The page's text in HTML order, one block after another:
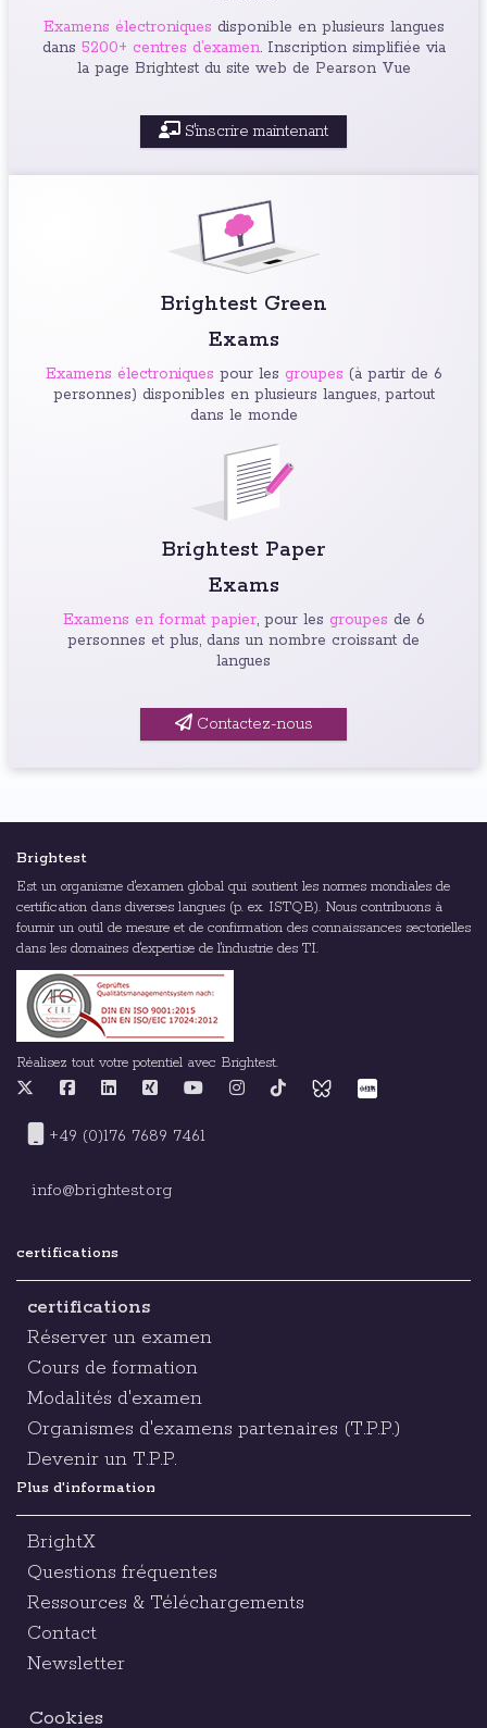
Examens électroniques disponible en plusieurs langues
dans 5200+ centres d’examen. Inscription simplifiée via
la page Brightest du site web de Pearson Vue
S'inscrire maintenant
Brightest Green
Exams
Examens électroniques pour les groupes (à partir de 6
personnes) disponibles en plusieurs langues, partout
dans le monde
Brightest Paper
Exams
Examens en format papier, pour les groupes de 6
personnes et plus, dans un nombre croissant de
langues
Contactez-nous
Brightest
Est un organisme d'examen global qui soutient les normes mondiales de
certification dans diverses langues (p. ex. ISTQB). Nous contribuons à
fournir un outil de mesure et de confirmation des connaissances sectorielles
dans les domaines d'expertise de l'industrie des TI.
Réalisez tout votre potentiel avec Brightest.
+49 (0)176 7689 7461
info@brightest.org
certifications
certifications
Réserver un examen
Cours de formation
Modalités d'examen
Organismes d'examens partenaires (T.P.P.)
Devenir un T.P.P.
Plus d'information
BrightX
Questions fréquentes
Ressources & Téléchargements
Contact
Newsletter
Cookies